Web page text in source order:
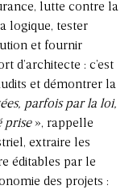
lutte contre la
logique, tester
et fournir
d’architecte : c’est
et démontrer la
parfois par la loi,
prise», rappelle
extraire les
éditables par le
des projets :